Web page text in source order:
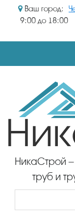
Ваш город:
9:00 до 18:00
НикаСтрой
труб и